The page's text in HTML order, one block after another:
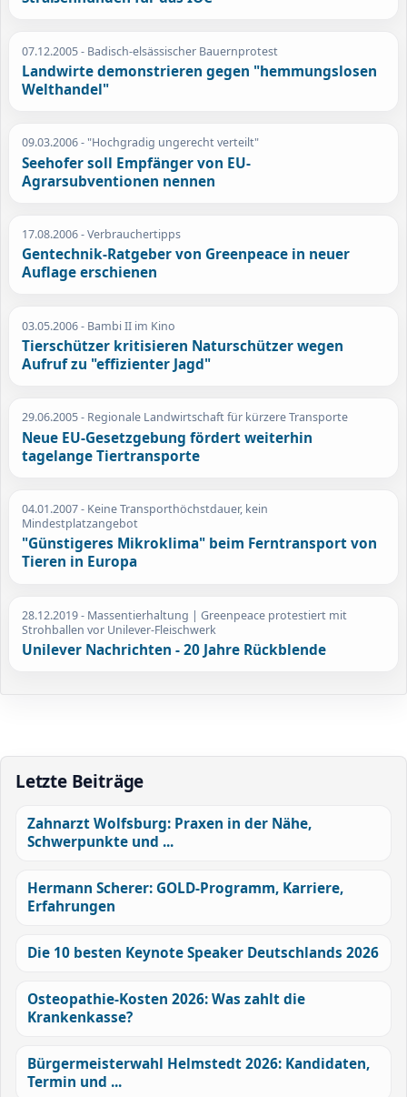
07.12.2005- Badisch-elsässischer Bauernprotest
Landwirte demonstrieren gegen "hemmungslosen
Welthandel"
09.03.2006- "Hochgradig ungerecht verteilt"
Seehofer soll Empfänger von EU-
Agrarsubventionen nennen
17.08.2006- Verbrauchertipps
Gentechnik-Ratgeber von Greenpeace in neuer
Auflage erschienen
03.05.2006- Bambi II im Kino
Tierschützer kritisieren Naturschützer wegen
Aufruf zu "effizienter Jagd"
29.06.2005- Regionale Landwirtschaft für kürzere Transporte
Neue EU-Gesetzgebung fördert weiterhin
tagelange Tiertransporte
04.01.2007- Keine Transporthöchstdauer, kein
Mindestplatzangebot
"Günstigeres Mikroklima" beim Ferntransport von
Tieren in Europa
28.12.2019- Massentierhaltung | Greenpeace protestiert mit
Strohballen vor Unilever-Fleischwerk
Unilever Nachrichten - 20 Jahre Rückblende
Letzte Beiträge
Zahnarzt Wolfsburg: Praxen in der Nähe,
Schwerpunkte und ...
Hermann Scherer: GOLD-Programm, Karriere,
Erfahrungen
Die 10 besten Keynote Speaker Deutschlands 2026
Osteopathie-Kosten 2026: Was zahlt die
Krankenkasse?
Bürgermeisterwahl Helmstedt 2026: Kandidaten,
Termin und ...